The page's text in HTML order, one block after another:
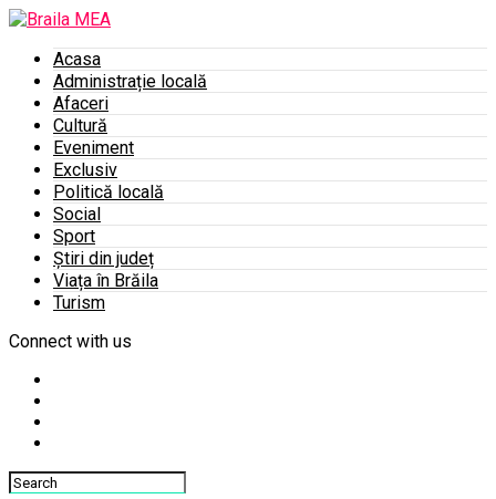
Acasa
Administrație locală
Afaceri
Cultură
Eveniment
Exclusiv
Politică locală
Social
Sport
Știri din județ
Viața în Brăila
Turism
Connect with us